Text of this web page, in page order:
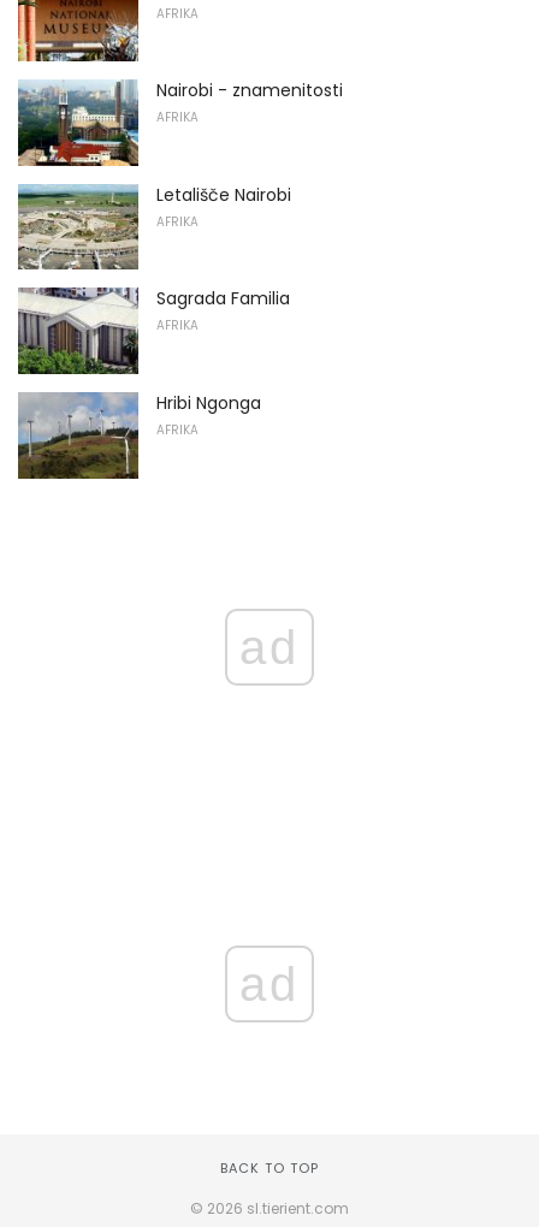
AFRIKA
Nairobi - znamenitosti
AFRIKA
Letališče Nairobi
AFRIKA
Sagrada Familia
AFRIKA
Hribi Ngonga
AFRIKA
ad
ad
BACK TO TOP
© 2026 sl.tierient.com